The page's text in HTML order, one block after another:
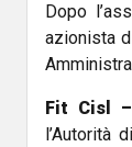
Dopo
azionista
Fit Cisl –
l’Autorità